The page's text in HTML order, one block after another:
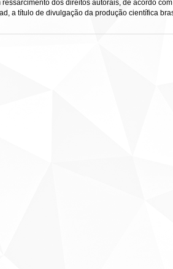
dos direitos autorais, de acordo com
a título de divulgação da produção científica